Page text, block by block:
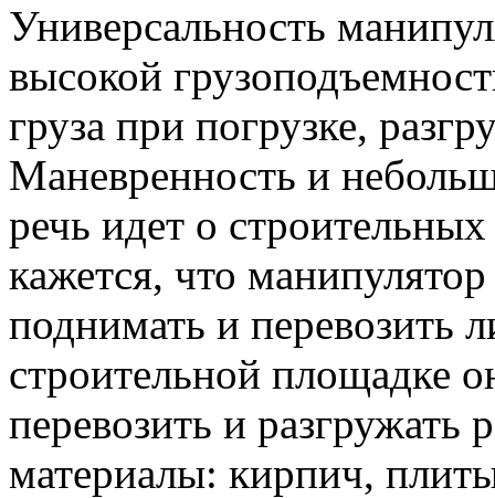
Универсальность
высокой
груза при погрузке,
Маневренность и
речь идет о
кажется, что
поднимать и перевозить
строительной площадке
перевозить и разгружать
материалы: кирпич,